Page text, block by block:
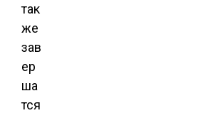
так
же
зав
ер
ша
тся